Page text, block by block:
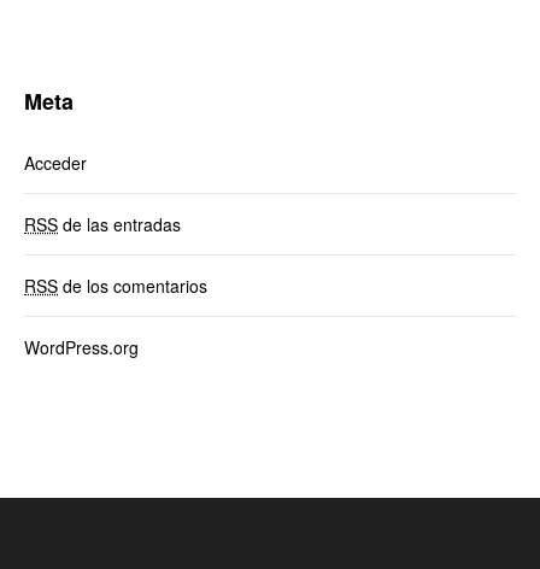
Meta
Acceder
RSS de las entradas
RSS de los comentarios
WordPress.org